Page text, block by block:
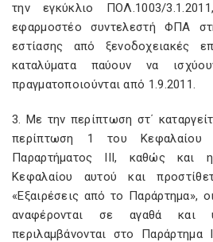
την εγκύκλιο ΠΟΛ.1003/
εφαρμοστέο συντελεστή ΦΠΑ
εστίασης από ξενοδοχειακές
καταλύματα παύουν να
πραγματοποιούνται από 1.9.2011.
3. Με την περίπτωση στ΄
περίπτωση 1 του Κεφαλαίου
Παραρτήματος ΙΙΙ, καθώς και
Κεφαλαίου αυτού και
«Εξαιρέσεις από το Παράρτημα»,
αναφέρονται σε αγαθά και
περιλαμβάνονται στο Παράρτημα